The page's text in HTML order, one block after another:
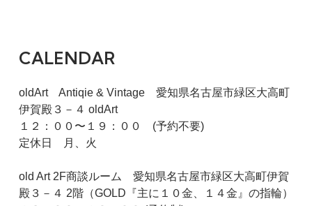
CALENDAR
oldArt Antiqie & Vintage 愛知県名古屋市緑区大高町
伊賀殿３－４ oldArt
１２：００〜１９：００ (予約不要)
定休日 月、火
old Art 2F商談ルーム 愛知県名古屋市緑区大高町伊賀
殿３－４ 2階（GOLD『主に１０金、１４金』の指輪）